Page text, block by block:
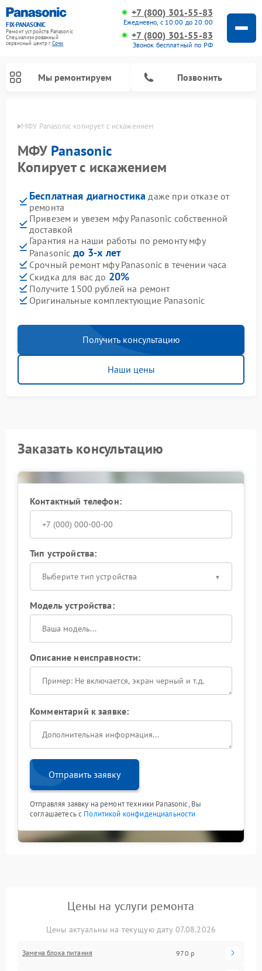
FIX-PANASONIC
Ремонт устройств Panasonic
Специализированный
cервисный центр г.Сочи
+7 (800) 301-55-83
Ежедневно, с 10:00 до 20:00
+7 (800) 301-55-83
Звонок бесплатный по РФ
Мы ремонтируем Позвонить
МФУ Panasonic копирует с искажением
МФУ Panasonic
Копирует с искажением
Бесплатная диагностика даже при отказе от
ремонта
Привезем и увезем мфу Panasonic собственной
доставкой
Гарантия на наши работы по ремонту мфу
Panasonic до 3-х лет
Срочный ремонт мфу Panasonic в течении часа
Скидка для вас до 20%
Получите 1500 рублей на ремонт
Оригинальные комплектующие Panasonic
Получить консультацию
Наши цены
Заказать консультацию
Контактный телефон:
Тип устройства:
Выберите тип устройства
Модель устройства:
Описание неисправности:
Комментарий к заявке:
Отправить заявку
Отправляя заявку на ремонт техники Panasonic, Вы
соглашаетесь с Политикой конфиденциальности
Цены на услуги ремонта
Цены актуальны на текущую дату 07.08.2026
Замена блока питания 970 р